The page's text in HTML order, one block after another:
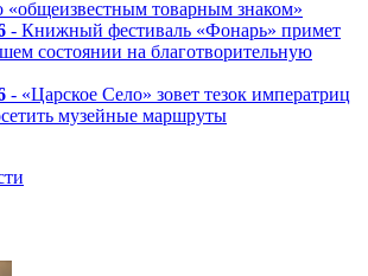
«общеизвестным товарным знаком»
- Книжный фестиваль «Фонарь» примет
состоянии на благотворительную
- «Царское Село» зовет тезок императриц
музейные маршруты